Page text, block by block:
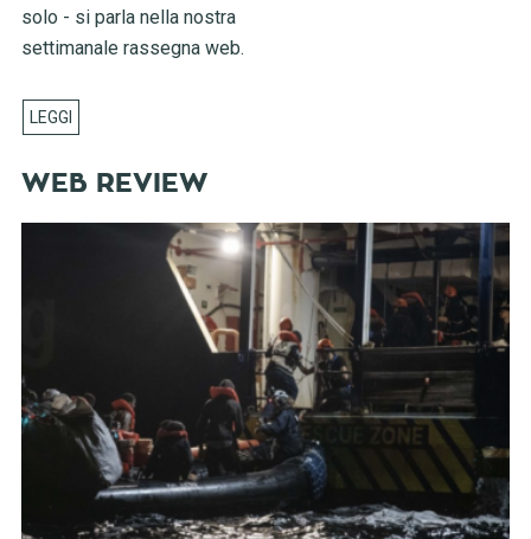
solo - si parla nella nostra
settimanale rassegna web.
WEB REVIEW